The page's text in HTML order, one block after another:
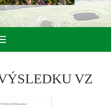
Toggle
navigation
VZ